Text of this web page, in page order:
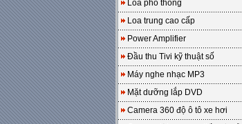
Loa phổ thông
Loa trung cao cấp
Power Amplifier
Đầu thu Tivi kỹ thuật số
Máy nghe nhạc MP3
Mặt dưỡng lắp DVD
Camera 360 độ ô tô xe hơi